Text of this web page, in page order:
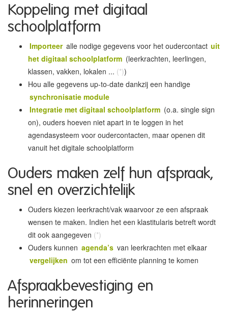
Koppeling met digitaal
schoolplatform
Importeer alle nodige gegevens voor het oudercontact uit
het digitaal schoolplatform (leerkrachten, leerlingen,
klassen, vakken, lokalen ... (*))
Hou alle gegevens up-to-date dankzij een handige
synchronisatie module
Integratie met digitaal schoolplatform (o.a. single sign
on), ouders hoeven niet apart in te loggen in het
agendasysteem voor oudercontacten, maar openen dit
vanuit het digitale schoolplatform
Ouders maken zelf hun afspraak,
snel en overzichtelijk
Ouders kiezen leerkracht/vak waarvoor ze een afspraak
wensen te maken. Indien het een klastitularis betreft wordt
dit ook aangegeven (*)
Ouders kunnen agenda’s van leerkrachten met elkaar
vergelijken om tot een efficiënte planning te komen
Afspraakbevestiging en
herinneringen